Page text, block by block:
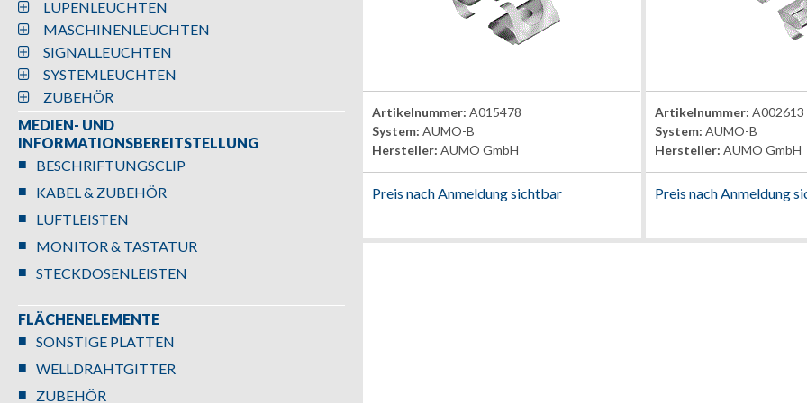
LUPENLEUCHTEN
MASCHINENLEUCHTEN
SIGNALLEUCHTEN
SYSTEMLEUCHTEN
ZUBEHÖR
MEDIEN- UND
INFORMATIONSBEREITSTELLUNG
BESCHRIFTUNGSCLIP
KABEL & ZUBEHÖR
LUFTLEISTEN
MONITOR & TASTATUR
STECKDOSENLEISTEN
FLÄCHENELEMENTE
SONSTIGE PLATTEN
WELLDRAHTGITTER
ZUBEHÖR
Artikelnummer: A015478
System: AUMO-B
Hersteller: AUMO GmbH
Preis nach Anmeldung sichtbar
Artikelnummer: A002613
System: AUMO-B
Hersteller: AUMO GmbH
Preis nach Anmeldung